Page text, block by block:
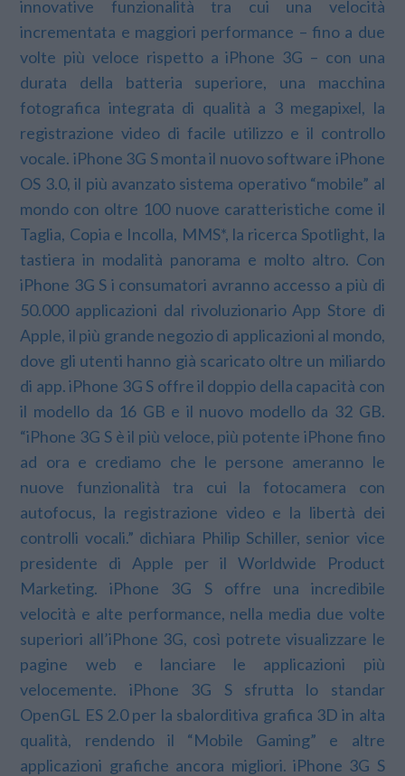
innovative funzionalità tra cui una velocità
incrementata e maggiori performance – fino a due
volte più veloce rispetto a iPhone 3G – con una
durata della batteria superiore, una macchina
fotografica integrata di qualità a 3 megapixel, la
registrazione video di facile utilizzo e il controllo
vocale. iPhone 3G S monta il nuovo software iPhone
OS 3.0, il più avanzato sistema operativo “mobile” al
mondo con oltre 100 nuove caratteristiche come il
Taglia, Copia e Incolla, MMS*, la ricerca Spotlight, la
tastiera in modalità panorama e molto altro. Con
iPhone 3G S i consumatori avranno accesso a più di
50.000 applicazioni dal rivoluzionario App Store di
Apple, il più grande negozio di applicazioni al mondo,
dove gli utenti hanno già scaricato oltre un miliardo
di app. iPhone 3G S offre il doppio della capacità con
il modello da 16 GB e il nuovo modello da 32 GB.
“iPhone 3G S è il più veloce, più potente iPhone fino
ad ora e crediamo che le persone ameranno le
nuove funzionalità tra cui la fotocamera con
autofocus, la registrazione video e la libertà dei
controlli vocali.” dichiara Philip Schiller, senior vice
presidente di Apple per il Worldwide Product
Marketing. iPhone 3G S offre una incredibile
velocità e alte performance, nella media due volte
superiori all’iPhone 3G, così potrete visualizzare le
pagine web e lanciare le applicazioni più
velocemente. iPhone 3G S sfrutta lo standar
OpenGL ES 2.0 per la sbalorditiva grafica 3D in alta
qualità, rendendo il “Mobile Gaming” e altre
applicazioni grafiche ancora migliori. iPhone 3G S